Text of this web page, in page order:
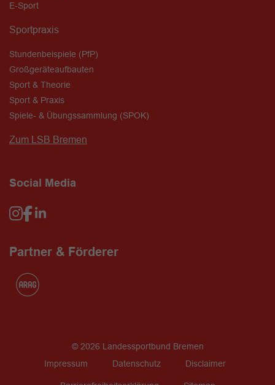
E-Sport
Sportpraxis
Stundenbeispiele (PfP)
Großgeräteaufbauten
Sport & Theorie
Sport & Praxis
Spiele- & Übungssammlung (SPOK)
Zum LSB Bremen
Social Media
Partner & Förderer
© 2026 Landessportbund Bremen
Impressum
Datenschutz Disclaimer